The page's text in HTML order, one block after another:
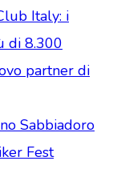
Italy: i
di 8.300
partner di
Sabbiadoro
Fest